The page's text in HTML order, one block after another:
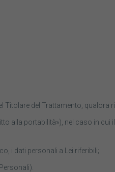
del Trattamento, qualora
alla portabilità»), nel caso in
i dati personali a Lei riferibili;